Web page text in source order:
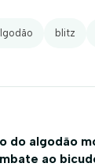
blitz
do algodão
ao